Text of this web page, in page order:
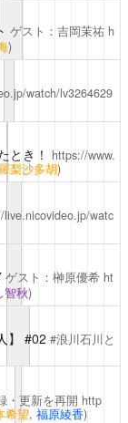
ゲスト：吉岡茉祐 h
)
watch/lv3264629
とき！
https://www.
梨沙多胡)
live.nicovideo.jp/watc
ゲスト：榊原優希 ht
智秋)
】 #02 #浪川石川と
・更新を再開 http
希望, 福原綾香)